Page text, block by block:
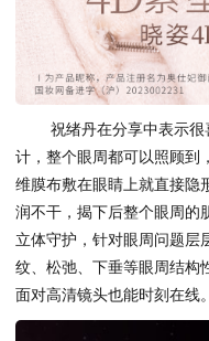
祝绪丹在分享中表示
计，整个眼周都可以照顾到
维膜布敷在眼睛上就直接隐
润不干，揭下后整个眼周的
立体守护，针对眼周问题层
纹、松弛、下垂等眼周结构
面对高清镜头也能时刻在线。